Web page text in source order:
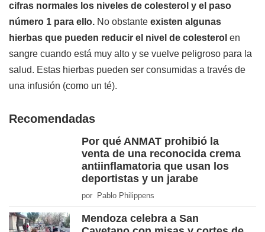
cifras normales los niveles de colesterol y el paso
número 1 para ello. No obstante existen algunas
hierbas que pueden reducir el nivel de colesterol en
sangre cuando está muy alto y se vuelve peligroso para la
salud. Estas hierbas pueden ser consumidas a través de
una infusión (como un té).
Recomendadas
Por qué ANMAT prohibió la
venta de una reconocida crema
antiinflamatoria que usan los
deportistas y un jarabe
por Pablo Philippens
Mendoza celebra a San